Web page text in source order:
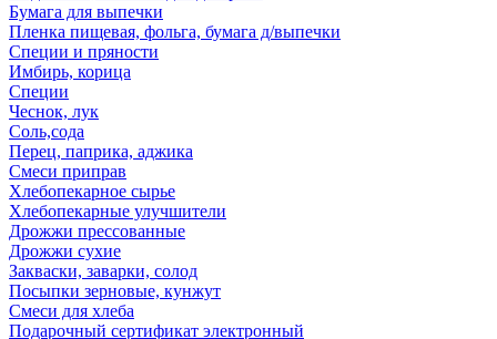
Бумага для выпечки
Пленка пищевая, фольга, бумага д/выпечки
Специи и пряности
Имбирь, корица
Специи
Чеснок, лук
Соль,сода
Перец, паприка, аджика
Смеси приправ
Хлебопекарное сырье
Хлебопекарные улучшители
Дрожжи прессованные
Дрожжи сухие
Закваски, заварки, солод
Посыпки зерновые, кунжут
Смеси для хлеба
Подарочный сертификат электронный